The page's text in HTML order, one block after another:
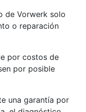
de Vorwerk solo
o reparación
por costos de
por posible
una garantía por